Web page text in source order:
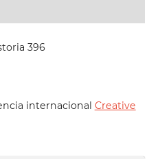
396
internacional Creative